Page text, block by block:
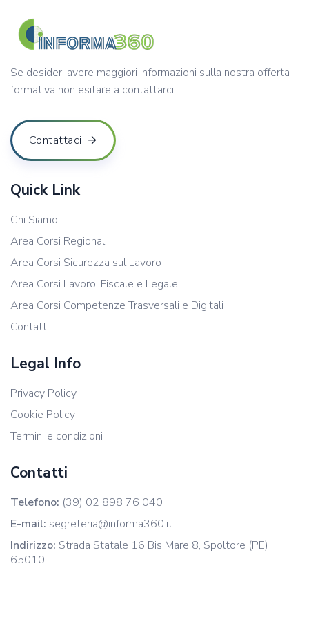
Se desideri avere maggiori informazioni sulla nostra offerta
formativa non esitare a contattarci.
Contattaci
Quick Link
Chi Siamo
Area Corsi Regionali
Area Corsi Sicurezza sul Lavoro
Area Corsi Lavoro, Fiscale e Legale
Area Corsi Competenze Trasversali e Digitali
Contatti
Legal Info
Privacy Policy
Cookie Policy
Termini e condizioni
Contatti
Telefono: (39) 02 898 76 040
E-mail: segreteria@informa360.it
Indirizzo: Strada Statale 16 Bis Mare 8, Spoltore (PE)
65010